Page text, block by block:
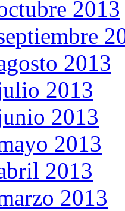
2013
2013
2013
2013
2013
2013
2013